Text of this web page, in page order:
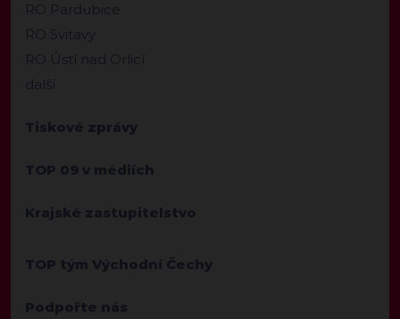
RO Pardubice
RO Svitavy
RO Ústí nad Orlicí
další
Tiskové zprávy
TOP 09 v médiích
Krajské zastupitelstvo
TOP tým Východní Čechy
Podpořte nás